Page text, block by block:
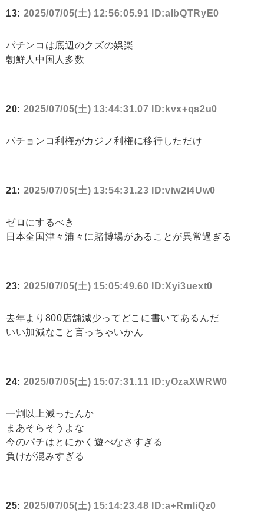
13: 2025/07/05(土) 12:56:05.91 ID:aIbQTRyE0
パチンコは底辺のクズの娯楽
朝鮮人中国人多数
20: 2025/07/05(土) 13:44:31.07 ID:kvx+qs2u0
パチョンコ利権がカジノ利権に移行しただけ
21: 2025/07/05(土) 13:54:31.23 ID:viw2i4Uw0
ゼロにするべき
日本全国津々浦々に賭博場があることが異常過ぎる
23: 2025/07/05(土) 15:05:49.60 ID:Xyi3uext0
去年より800店舗減少ってどこに書いてあるんだ
いい加減なこと言っちゃいかん
24: 2025/07/05(土) 15:07:31.11 ID:yOzaXWRW0
一割以上減ったんか
まあそらそうよな
今のパチはとにかく遊べなさすぎる
負けが混みすぎる
25: 2025/07/05(土) 15:14:23.48 ID:a+RmliQz0